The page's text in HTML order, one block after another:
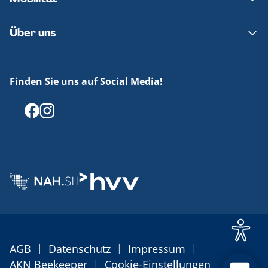
Fundsachen
Häufige Fragen
Barrierefreies Reisen
Erklärung Barrierefreiheit
Über uns
Offenlegungen
Finden Sie uns auf Social Media!
AGB | Datenschutz | Impressum |
AKN Beekeeper | Cookie-Einstellungen